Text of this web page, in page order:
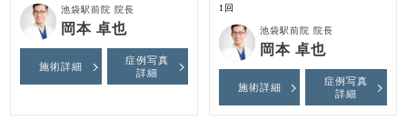
池袋駅前院 院長
岡本 卓也
施術詳細
症例写真
詳細
1回
池袋駅前院 院長
岡本 卓也
施術詳細
症例写真
詳細